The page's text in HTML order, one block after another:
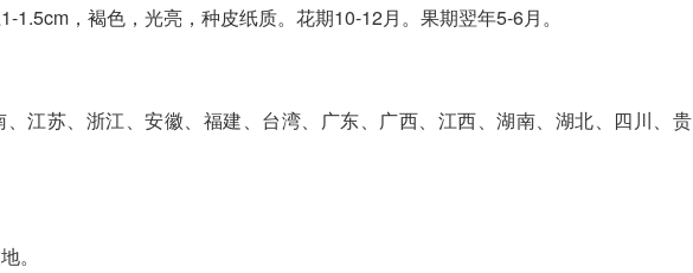
1.5cm，褐色，光亮，种皮纸质。花期10-12月。果期翌年5-6月。
江苏、浙江、安徽、福建、台湾、广东、广西、江西、湖南、湖北、四川、贵
。